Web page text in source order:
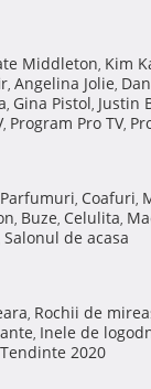
Middleton, Kim
, Angelina Jolie,
, Gina Pistol, Justin
, Program Pro TV,
Parfumuri, Coafuri,
, Buze, Celulita,
Salonul de acasa
, Rochii de
, Inele de
Tendinte 2020